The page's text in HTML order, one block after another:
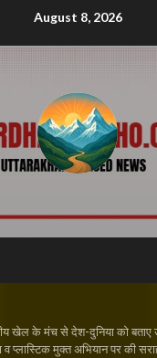
August 8, 2026
खेल के मंच से देश-दुनिया को
व प्लास्टिक मुक्त अभियान पर की